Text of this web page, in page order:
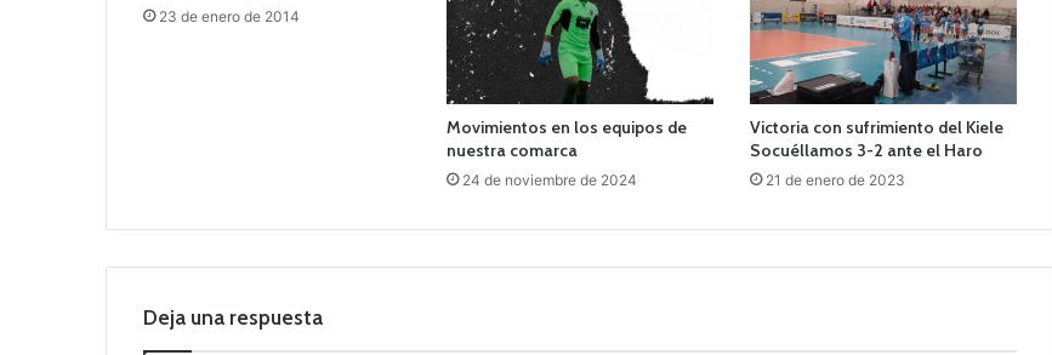
23 de enero de 2014
Movimientos en los equipos de
nuestra comarca
24 de noviembre de 2024
Victoria con sufrimiento del Kiele
Socuéllamos 3-2 ante el Haro
21 de enero de 2023
Deja una respuesta